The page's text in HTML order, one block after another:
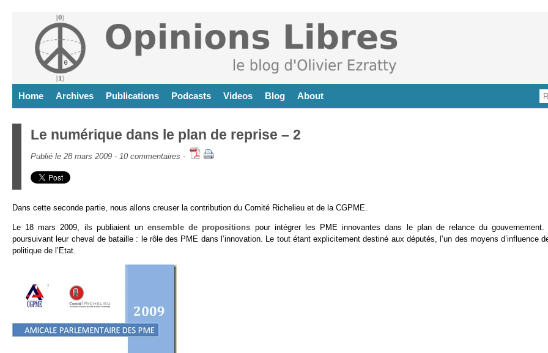
Home Archives Publications Podcasts Videos Blog About
Le numérique dans le plan de reprise – 2
Publié le 28 mars 2009 - 10 commentaires -
Dans cette seconde partie, nous allons creuser la contribution du Comité Richelieu et de la CGPME.
Le 18 mars 2009, ils publiaient unensemble de propositions pour intégrer les PME innovantes dans le plan de relance du gouvernement.
poursuivant leur cheval de bataille : le rôle des PME dans l’innovation. Le tout étant explicitement destiné aux députés, l’un des moyens d’influence
politique de l’Etat.